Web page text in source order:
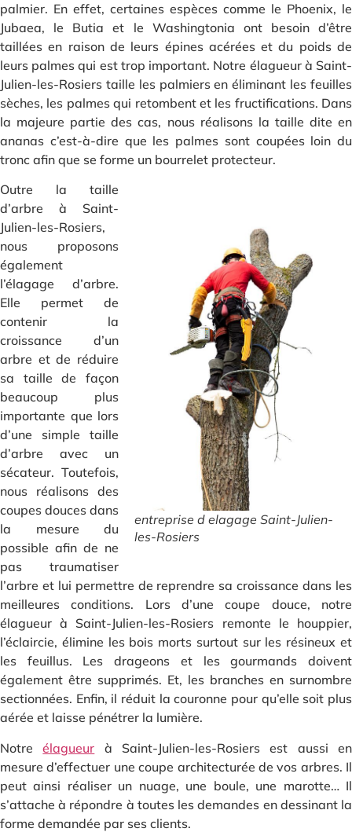
palmier. En effet, certaines espèces comme le Phoenix, le
Jubaea, le Butia et le Washingtonia ont besoin d’être
taillées en raison de leurs épines acérées et du poids de
leurs palmes qui est trop important. Notre élagueur à Saint-
Julien-les-Rosiers taille les palmiers en éliminant les feuilles
sèches, les palmes qui retombent et les fructifications. Dans
la majeure partie des cas, nous réalisons la taille dite en
ananas c’est-à-dire que les palmes sont coupées loin du
tronc afin que se forme un bourrelet protecteur.
entreprise d elagage Saint-Julien-
les-Rosiers
Outre la taille
d’arbre à Saint-
Julien-les-Rosiers,
nous proposons
également
l’élagage d’arbre.
Elle permet de
contenir la
croissance d’un
arbre et de réduire
sa taille de façon
beaucoup plus
importante que lors
d’une simple taille
d’arbre avec un
sécateur. Toutefois,
nous réalisons des
coupes douces dans
la mesure du
possible afin de ne
pas traumatiser
l’arbre et lui permettre de reprendre sa croissance dans les
meilleures conditions. Lors d’une coupe douce, notre
élagueur à Saint-Julien-les-Rosiers remonte le houppier,
l’éclaircie, élimine les bois morts surtout sur les résineux et
les feuillus. Les drageons et les gourmands doivent
également être supprimés. Et, les branches en surnombre
sectionnées. Enfin, il réduit la couronne pour qu’elle soit plus
aérée et laisse pénétrer la lumière.
Notreélagueur à Saint-Julien-les-Rosiers est aussi en
mesure d’effectuer une coupe architecturée de vos arbres. Il
peut ainsi réaliser un nuage, une boule, une marotte… Il
s’attache à répondre à toutes les demandes en dessinant la
forme demandée par ses clients.